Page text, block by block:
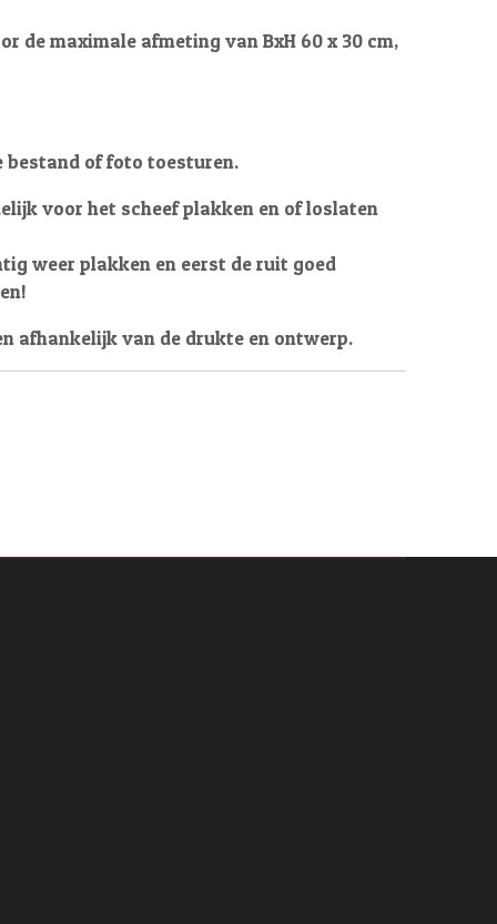
de maximale afmeting van BxH 60 x 30 cm,
bestand of foto toesturen.
voor het scheef plakken en of loslaten
weer plakken en eerst de ruit goed
afhankelijk van de drukte en ontwerp.